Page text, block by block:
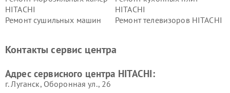
HITACHI
HITACHI
Ремонт сушильных машин
Ремонт телевизоров HITACHI
данных HITACHI
HITACHI
HITACHI
HITACHI
Контакты сервис центра
Адрес сервисного центра HITACHI:
г. Луганск, Оборонная ул., 26